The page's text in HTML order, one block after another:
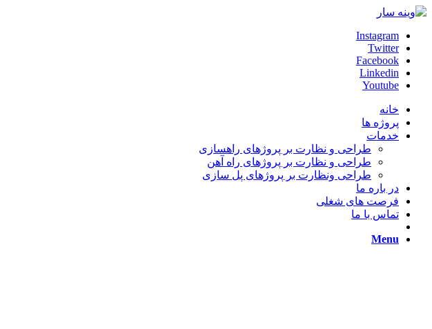
Instagram
Twitter
Facebook
Linkedin
Youtube
خانه
پروژه ها
خدمات
طراحی و نظارت بر پروژهای راهسازی
طراحی و نظارت بر پروژهای راه آهن
طراحی ونظارت بر پروژهای پل سازی
در باره ما
فرصت های شغلی
تماس با ما
Menu